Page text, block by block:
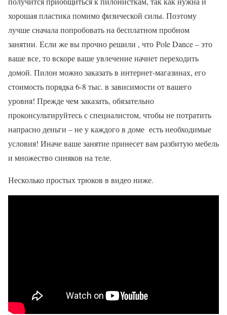
хорошая пластика помимо физической силы. Поэтому
лучше сначала попробовать на бесплатном пробном
занятии. Если же вы прочно решили , что Pole Dance – это
ваше все, то вскоре ваше увлечение начнет переходить
домой. Пилон можно заказать в интернет-магазинах, его
стоимость порядка 6-8 тыс. в зависимости от вашего
уровня! Прежде чем заказать, обязательно
проконсультируйтесь с специалистом, чтобы не потратить
напрасно деньги – не у каждого в доме есть необходимые
условия! Иначе ваше занятие принесет вам разбитую мебель
и множество синяков на теле.
Несколько простых трюков в видео ниже.